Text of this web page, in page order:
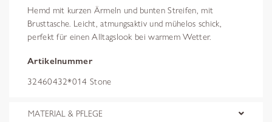
Hemd mit kurzen Ärmeln und bunten Streifen, mit
Brusttasche. Leicht, atmungsaktiv und mühelos schick,
perfekt für einen Alltagslook bei warmem Wetter.
Artikelnummer
32460432*014 Stone
MATERIAL & PFLEGE